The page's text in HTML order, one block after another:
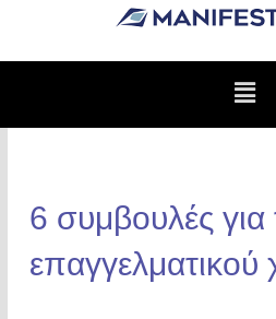
Menu
6 συμβουλές